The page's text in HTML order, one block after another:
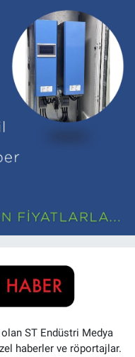
ST Endüstri Medya
haberler ve röportajlar.